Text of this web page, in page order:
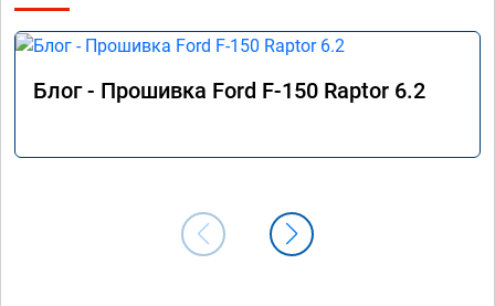
Блог - Прошивка Ford F-150 Raptor 6.2